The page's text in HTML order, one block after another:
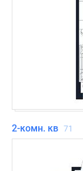
2-комн. кв 71